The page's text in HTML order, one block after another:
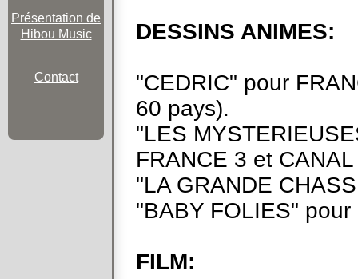
Présentation de
Hibou Music
Contact
DESSINS ANIMES:
"CEDRIC" pour
60 pays).
"LES
FRANCE 3 et
"LA GRANDE
"BABY FOLIES" pour
FILM: